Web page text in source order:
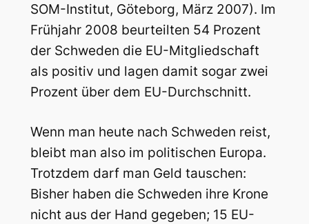
SOM-Institut, Göteborg, März 2007). Im
Frühjahr 2008 beurteilten 54 Prozent
der Schweden die EU-Mitgliedschaft
als positiv und lagen damit sogar zwei
Prozent über dem EU-Durchschnitt.
Wenn man heute nach Schweden reist,
bleibt man also im politischen Europa.
Trotzdem darf man Geld tauschen:
Bisher haben die Schweden ihre Krone
nicht aus der Hand gegeben; 15 EU-